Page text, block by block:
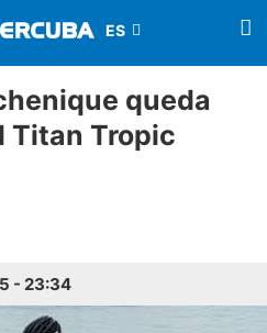
queda
Titan Tropic
- 23:34